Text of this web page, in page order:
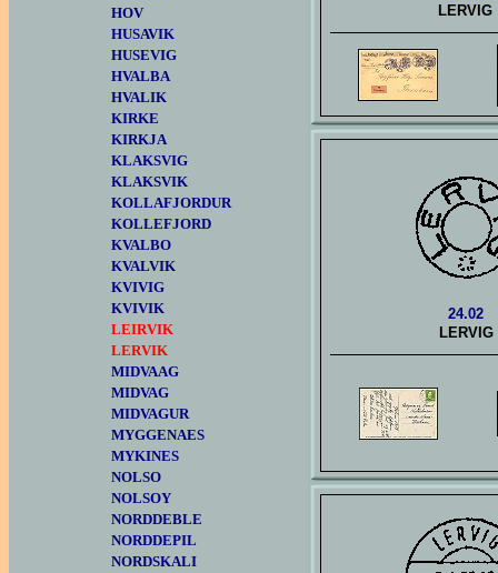
HOV
HUSAVIK
HUSEVIG
HVALBA
HVALIK
KIRKE
KIRKJA
KLAKSVIG
KLAKSVIK
KOLLAFJORDUR
KOLLEFJORD
KVALBO
KVALVIK
KVIVIG
KVIVIK
LEIRVIK
LERVIK
MIDVAAG
MIDVAG
MIDVAGUR
MYGGENAES
MYKINES
NOLSO
NOLSOY
NORDDEBLE
NORDDEPIL
NORDSKALI
LERVIG
24.02
LERVIG